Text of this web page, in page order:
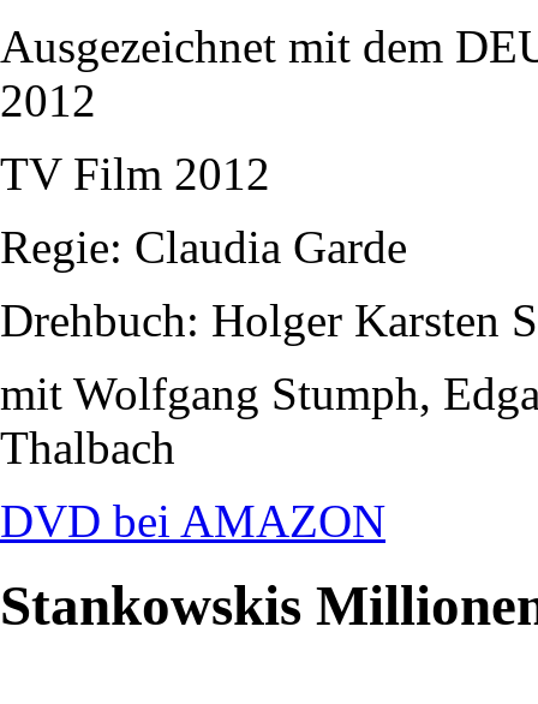
Ausgezeichnet mit dem
2012
TV Film 2012
Regie: Claudia Garde
Drehbuch: Holger Karsten
mit Wolfgang Stumph,
Thalbach
DVD bei AMAZON
Stankowskis